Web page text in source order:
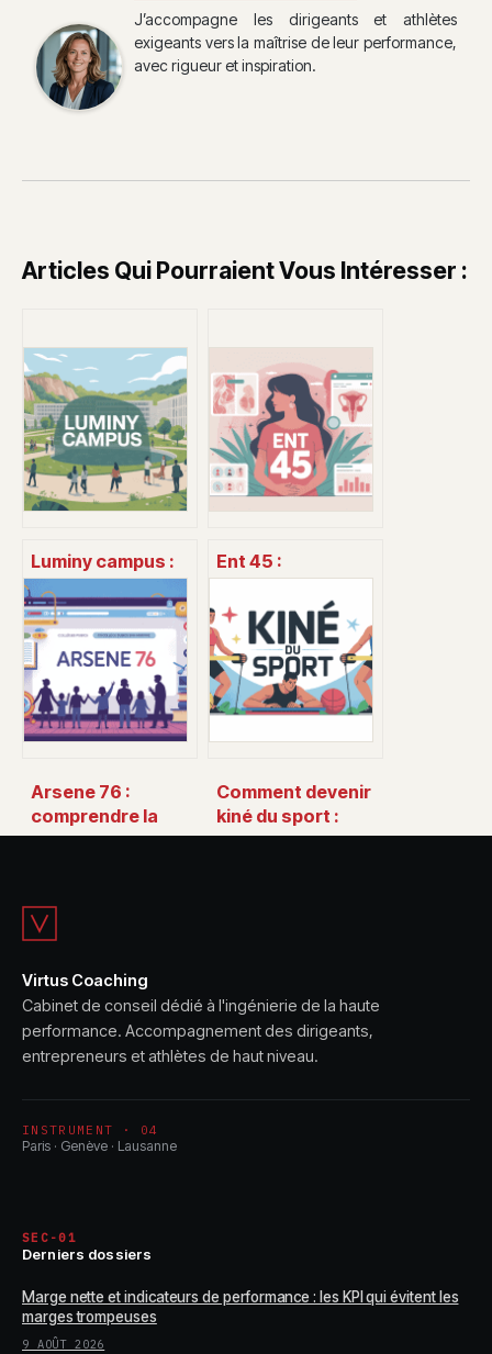
J’accompagne les dirigeants et athlètes
exigeants vers la maîtrise de leur performance,
avec rigueur et inspiration.
Articles Qui Pourraient Vous Intéresser :
Luminy campus :
guide complet
pour étudier et
vivre à luminy
Ent 45 :
comprendre,
calculer et utiliser
ce volume de
follicules
Arsene 76 :
comprendre la
plateforme, ses
Comment devenir
kiné du sport :
parcours,
Virtus Coaching
Cabinet de conseil dédié à l'ingénierie de la haute
performance. Accompagnement des dirigeants,
entrepreneurs et athlètes de haut niveau.
INSTRUMENT · 04
Paris · Genève · Lausanne
SEC-01
Derniers dossiers
Marge nette et indicateurs de performance : les KPI qui évitent les
marges trompeuses
9 AOÛT 2026